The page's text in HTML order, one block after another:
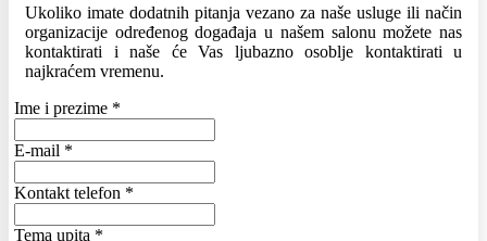
Ukoliko imate dodatnih pitanja vezano za naše usluge ili način
organizacije određenog događaja u našem salonu možete nas
kontaktirati i naše će Vas ljubazno osoblje kontaktirati u
najkraćem vremenu.
Ime i prezime *
E-mail *
Kontakt telefon *
Tema upita *